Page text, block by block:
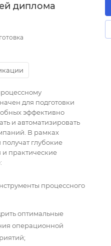
диплома
для подготовки
эффективно
и автоматизировать
В рамках
глубокие
и практические
процессного
оптимальные
операционной